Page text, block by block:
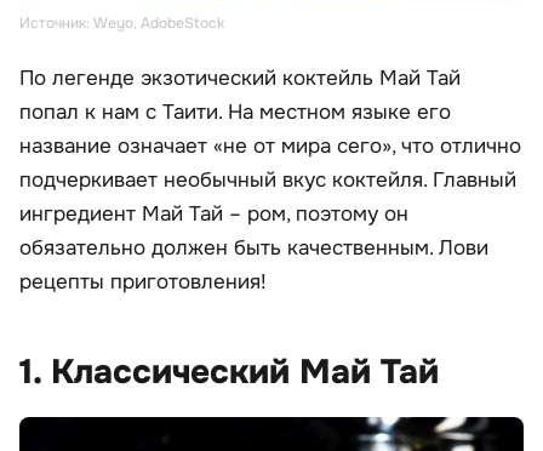
Источник: Weyo, AdobeStock
По легенде экзотический коктейль Май Тай
попал к нам с Таити. На местном языке его
название означает «не от мира сего», что отлично
подчеркивает необычный вкус коктейля. Главный
ингредиент Май Тай – ром, поэтому он
обязательно должен быть качественным. Лови
рецепты приготовления!
1. Классический Май Тай